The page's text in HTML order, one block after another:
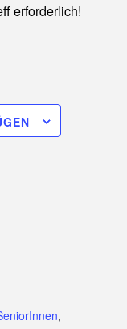
erforderlich!
,